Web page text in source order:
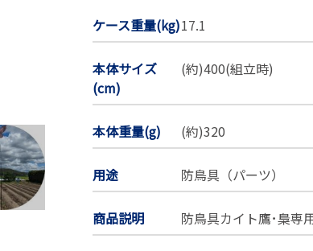
ケース重量(kg)17.1
本体サイズ
(cm)
(約)400(組立時)
本体重量(g) (約)320
用途 防鳥具（パーツ）
商品説明 防鳥具カイト鷹･梟専